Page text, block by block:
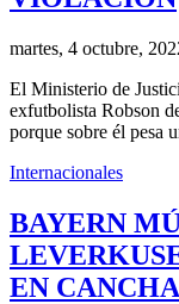
martes, 4 octubre,
El Ministerio de
exfutbolista Robson
porque sobre él pesa
Internacionales
BAYERN
EN CANCHA